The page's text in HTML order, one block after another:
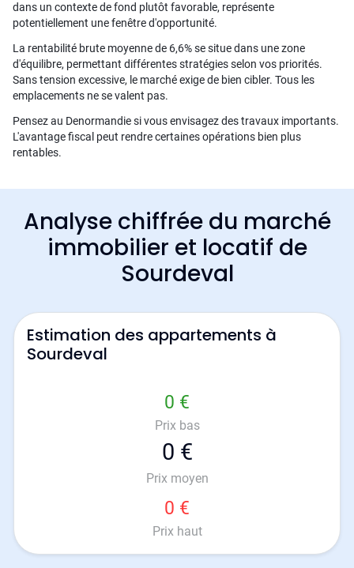
dans un contexte de fond plutôt favorable, représente
potentiellement une fenêtre d'opportunité.
La rentabilité brute moyenne de 6,6% se situe dans une zone
d'équilibre, permettant différentes stratégies selon vos priorités.
Sans tension excessive, le marché exige de bien cibler. Tous les
emplacements ne se valent pas.
Pensez au Denormandie si vous envisagez des travaux importants.
L'avantage fiscal peut rendre certaines opérations bien plus
rentables.
Analyse chiffrée du marché
immobilier et locatif de
Sourdeval
Estimation des appartements à
Sourdeval
0 €
Prix bas
0 €
Prix moyen
0 €
Prix haut